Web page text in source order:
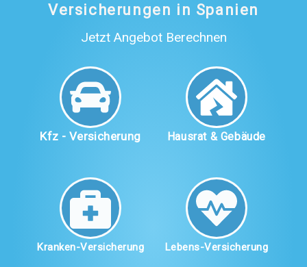
Versicherungen in Spanien
Jetzt Angebot Berechnen
Kfz - Versicherung Hausrat & Gebäude
Kranken-Versicherung Lebens-Versicherung